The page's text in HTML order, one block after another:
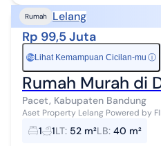
Rumah Lelang
Rp 99,5 Juta
Rp Lihat Kemampuan Cicilan-mu ⓘ
Rumah Murah di
Pacet, Kabupaten Bandung
Aset Property Lelang Powered by
1 1LT: 52 m²LB: 40 m²